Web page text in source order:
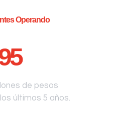
Operando
de pesos
últimos 5 años.